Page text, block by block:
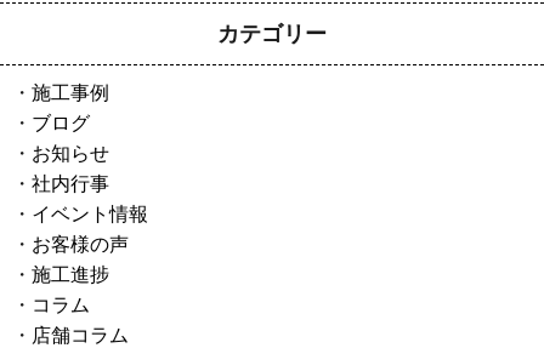
カテゴリー
施工事例
ブログ
お知らせ
社内行事
イベント情報
お客様の声
施工進捗
コラム
店舗コラム